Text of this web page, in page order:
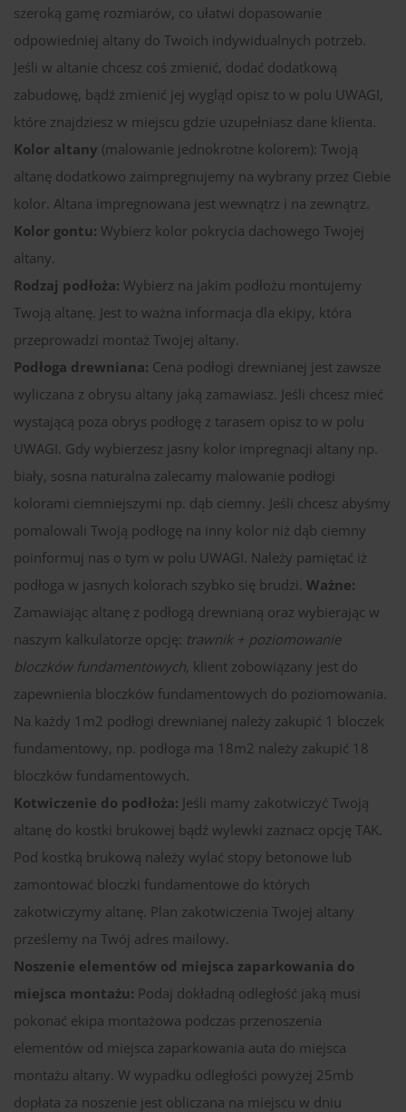
szeroką gamę rozmiarów, co ułatwi dopasowanie
odpowiedniej altany do Twoich indywidualnych potrzeb.
Jeśli w altanie chcesz coś zmienić, dodać dodatkową
zabudowę, bądź zmienić jej wygląd opisz to w polu UWAGI,
które znajdziesz w miejscu gdzie uzupełniasz dane klienta.
Kolor altany (malowanie jednokrotne kolorem): Twoją
altanę dodatkowo zaimpregnujemy na wybrany przez Ciebie
kolor. Altana impregnowana jest wewnątrz i na zewnątrz.
Kolor gontu: Wybierz kolor pokrycia dachowego Twojej
altany.
Rodzaj podłoża: Wybierz na jakim podłożu montujemy
Twoją altanę. Jest to ważna informacja dla ekipy, która
przeprowadzi montaż Twojej altany.
Podłoga drewniana: Cena podłogi drewnianej jest zawsze
wyliczana z obrysu altany jaką zamawiasz. Jeśli chcesz mieć
wystającą poza obrys podłogę z tarasem opisz to w polu
UWAGI. Gdy wybierzesz jasny kolor impregnacji altany np.
biały, sosna naturalna zalecamy malowanie podłogi
kolorami ciemniejszymi np. dąb ciemny. Jeśli chcesz abyśmy
pomalowali Twoją podłogę na inny kolor niż dąb ciemny
poinformuj nas o tym w polu UWAGI. Należy pamiętać iż
podłoga w jasnych kolorach szybko się brudzi. Ważne:
Zamawiając altanę z podłogą drewnianą oraz wybierając w
naszym kalkulatorze opcję: trawnik + poziomowanie
bloczków fundamentowych, klient zobowiązany jest do
zapewnienia bloczków fundamentowych do poziomowania.
Na każdy 1m2 podłogi drewnianej należy zakupić 1 bloczek
fundamentowy, np. podłoga ma 18m2 należy zakupić 18
bloczków fundamentowych.
Kotwiczenie do podłoża: Jeśli mamy zakotwiczyć Twoją
altanę do kostki brukowej bądź wylewki zaznacz opcję TAK.
Pod kostką brukową należy wylać stopy betonowe lub
zamontować bloczki fundamentowe do których
zakotwiczymy altanę. Plan zakotwiczenia Twojej altany
prześlemy na Twój adres mailowy.
Noszenie elementów od miejsca zaparkowania do
miejsca montażu: Podaj dokładną odległość jaką musi
pokonać ekipa montażowa podczas przenoszenia
elementów od miejsca zaparkowania auta do miejsca
montażu altany. W wypadku odległości powyżej 25mb
dopłata za noszenie jest obliczana na miejscu w dniu